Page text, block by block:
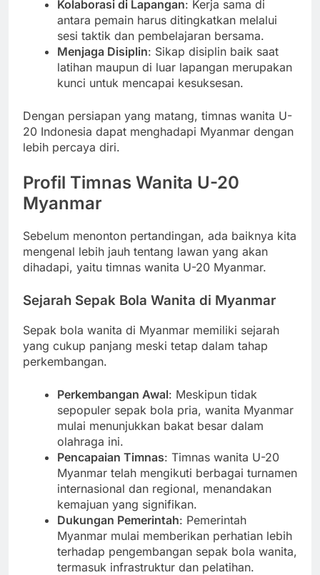
Kolaborasi di Lapangan: Kerja sama di
antara pemain harus ditingkatkan melalui
sesi taktik dan pembelajaran bersama.
Menjaga Disiplin: Sikap disiplin baik saat
latihan maupun di luar lapangan merupakan
kunci untuk mencapai kesuksesan.
Dengan persiapan yang matang, timnas wanita U-
20 Indonesia dapat menghadapi Myanmar dengan
lebih percaya diri.
Profil Timnas Wanita U-20
Myanmar
Sebelum menonton pertandingan, ada baiknya kita
mengenal lebih jauh tentang lawan yang akan
dihadapi, yaitu timnas wanita U-20 Myanmar.
Sejarah Sepak Bola Wanita di Myanmar
Sepak bola wanita di Myanmar memiliki sejarah
yang cukup panjang meski tetap dalam tahap
perkembangan.
Perkembangan Awal: Meskipun tidak
sepopuler sepak bola pria, wanita Myanmar
mulai menunjukkan bakat besar dalam
olahraga ini.
Pencapaian Timnas: Timnas wanita U-20
Myanmar telah mengikuti berbagai turnamen
internasional dan regional, menandakan
kemajuan yang signifikan.
Dukungan Pemerintah: Pemerintah
Myanmar mulai memberikan perhatian lebih
terhadap pengembangan sepak bola wanita,
termasuk infrastruktur dan pelatihan.